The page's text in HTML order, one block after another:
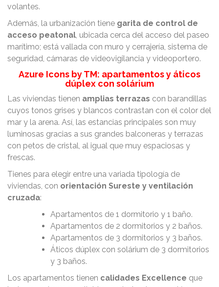
volantes.
Además, la urbanización tiene garita de control de
acceso peatonal, ubicada cerca del acceso del paseo
marítimo; está vallada con muro y cerrajería, sistema de
seguridad, cámaras de videovigilancia y videoportero.
Azure Icons by TM: apartamentos y áticos
dúplex con solárium
Las viviendas tienen amplias terrazas con barandillas
cuyos tonos grises y blancos contrastan con el color del
mar y la arena. Así, las estancias principales son muy
luminosas gracias a sus grandes balconeras y terrazas
con petos de cristal, al igual que muy espaciosas y
frescas.
Tienes para elegir entre una variada tipología de
viviendas, con orientación Sureste y ventilación
cruzada:
Apartamentos de 1 dormitorio y 1 baño.
Apartamentos de 2 dormitorios y 2 baños.
Apartamentos de 3 dormitorios y 3 baños.
Áticos dúplex con solárium de 3 dormitorios
y 3 baños.
Los apartamentos tienen calidades Excellence que